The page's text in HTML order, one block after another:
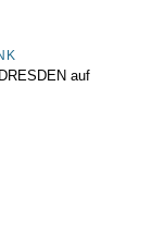
auf